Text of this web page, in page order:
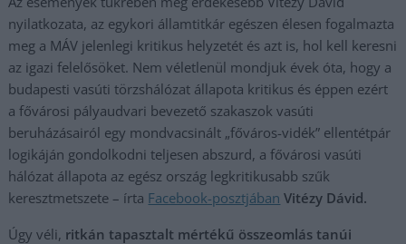
nyilatkozata, az egykori államtitkár egészen élesen fogalmazta
meg a MÁV jelenlegi kritikus helyzetét és azt is, hol kell keresni
az igazi felelősöket. Nem véletlenül mondjuk évek óta, hogy a
budapesti vasúti törzshálózat állapota kritikus és éppen ezért
a fővárosi pályaudvari bevezető szakaszok vasúti
beruházásairól egy mondvacsinált „főváros-vidék” ellentétpár
logikáján gondolkodni teljesen abszurd, a fővárosi vasúti
hálózat állapota az egész ország legkritikusabb szűk
keresztmetszete – írta Facebook-posztjában Vitézy Dávid.
Úgy véli, ritkán tapasztalt mértékű összeomlás tanúi